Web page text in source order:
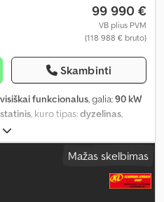
99 990 €
VB plius PVM
(118 988 € bruto)
Skambinti
visiškai funkcionalus, galia:90 kW
, kuro tipas:dyzelinas,
9 850 kg
būklė:100 procentas,
, Gamybos metai:2024,
transporto priemonės numeris:
hidraulika, kabina, oro
Mažas skelbimas